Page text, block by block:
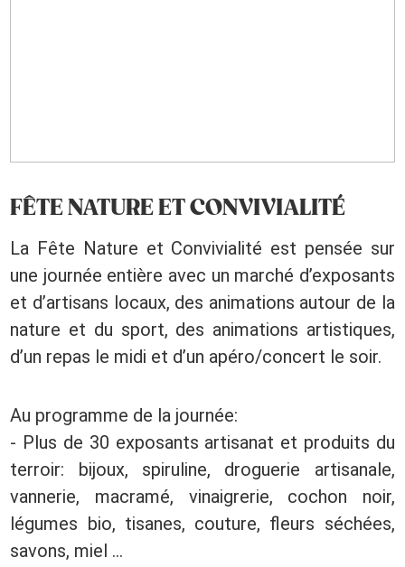
FÊTE NATURE ET CONVIVIALITÉ
La Fête Nature et Convivialité est pensée sur
une journée entière avec un marché d’exposants
et d’artisans locaux, des animations autour de la
nature et du sport, des animations artistiques,
d’un repas le midi et d’un apéro/concert le soir.
Au programme de la journée:
- Plus de 30 exposants artisanat et produits du
terroir: bijoux, spiruline, droguerie artisanale,
vannerie, macramé, vinaigrerie, cochon noir,
légumes bio, tisanes, couture, fleurs séchées,
savons, miel ...